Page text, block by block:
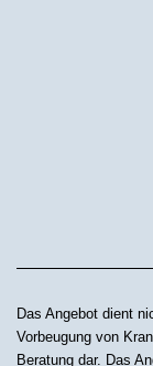
Das Angebot dient
Vorbeugung von
Beratung dar. Das